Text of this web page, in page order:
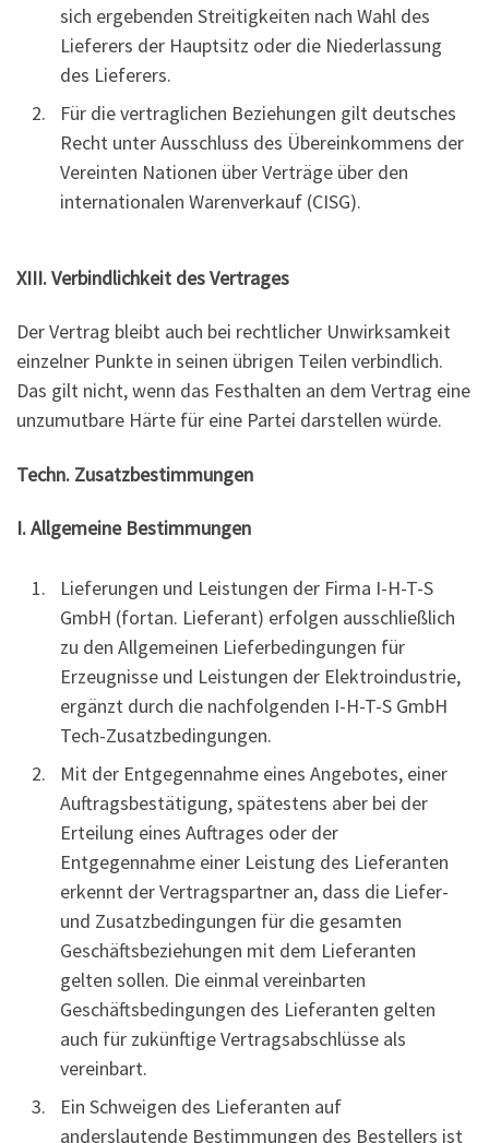
sich ergebenden Streitigkeiten nach Wahl des
Lieferers der Hauptsitz oder die Niederlassung
des Lieferers.
Für die vertraglichen Beziehungen gilt deutsches
Recht unter Ausschluss des Übereinkommens der
Vereinten Nationen über Verträge über den
internationalen Warenverkauf (CISG).
XIII. Verbindlichkeit des Vertrages
Der Vertrag bleibt auch bei rechtlicher Unwirksamkeit
einzelner Punkte in seinen übrigen Teilen verbindlich.
Das gilt nicht, wenn das Festhalten an dem Vertrag eine
unzumutbare Härte für eine Partei darstellen würde.
Techn. Zusatzbestimmungen
I. Allgemeine Bestimmungen
Lieferungen und Leistungen der Firma I-H-T-S
GmbH (fortan. Lieferant) erfolgen ausschließlich
zu den Allgemeinen Lieferbedingungen für
Erzeugnisse und Leistungen der Elektroindustrie,
ergänzt durch die nachfolgenden I-H-T-S GmbH
Tech-Zusatzbedingungen.
Mit der Entgegennahme eines Angebotes, einer
Auftragsbestätigung, spätestens aber bei der
Erteilung eines Auftrages oder der
Entgegennahme einer Leistung des Lieferanten
erkennt der Vertragspartner an, dass die Liefer-
und Zusatzbedingungen für die gesamten
Geschäftsbeziehungen mit dem Lieferanten
gelten sollen. Die einmal vereinbarten
Geschäftsbedingungen des Lieferanten gelten
auch für zukünftige Vertragsabschlüsse als
vereinbart.
Ein Schweigen des Lieferanten auf
anderslautende Bestimmungen des Bestellers ist